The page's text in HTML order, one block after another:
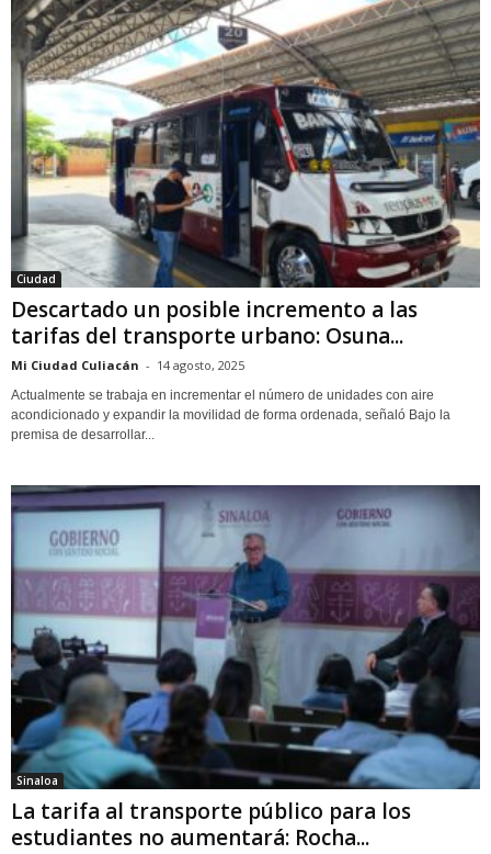
Ciudad
Descartado un posible incremento a las
tarifas del transporte urbano: Osuna...
Mi Ciudad Culiacán - 14 agosto, 2025
Actualmente se trabaja en incrementar el número de unidades con aire
acondicionado y expandir la movilidad de forma ordenada, señaló Bajo la
premisa de desarrollar...
Sinaloa
La tarifa al transporte público para los
estudiantes no aumentará: Rocha...